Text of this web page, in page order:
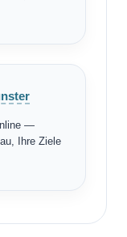
—
Ihre Ziele